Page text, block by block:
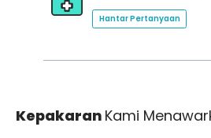
Hantar Pertanyaan
Kepakaran Kami